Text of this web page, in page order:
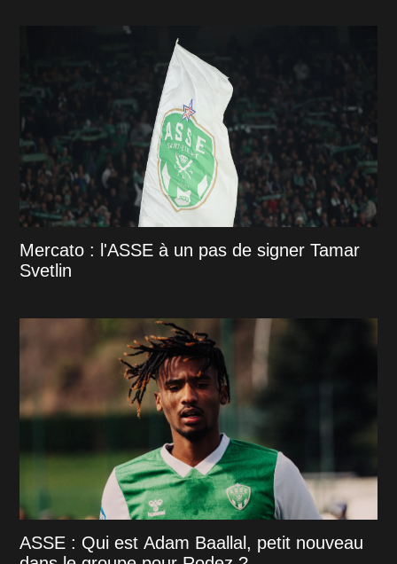
Mercato : l'ASSE à un pas de signer Tamar
Svetlin
ASSE : Qui est Adam Baallal, petit nouveau